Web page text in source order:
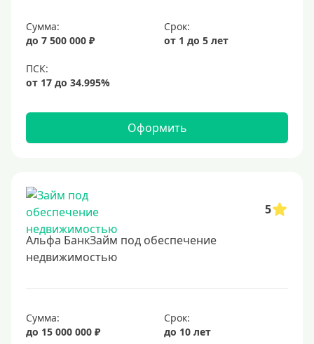
6%
6,5%
6,9%
8%
9%
12%
13%
17%
18%
Сумма:
до 7 500 000 ₽
Срок:
от 1 до 5 лет
Оформить
5
Альфа БанкЗайм под обеспечение
недвижимостью
Сумма:
до 15 000 000 ₽
Срок:
до 10 лет